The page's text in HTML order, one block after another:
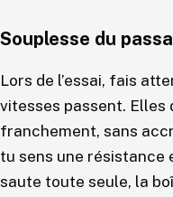
Souplesse du
Lors de l’essai, fais
vitesses passent. Elles
franchement, sans
tu sens une résistance
saute toute seule, la